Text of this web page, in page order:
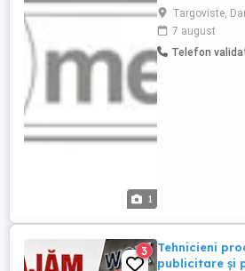
1
Requirements :
2D, any 3D
adaptability to
Good
Targoviste,
7 august
Telefon
3
Tehnicieni
publicitare și